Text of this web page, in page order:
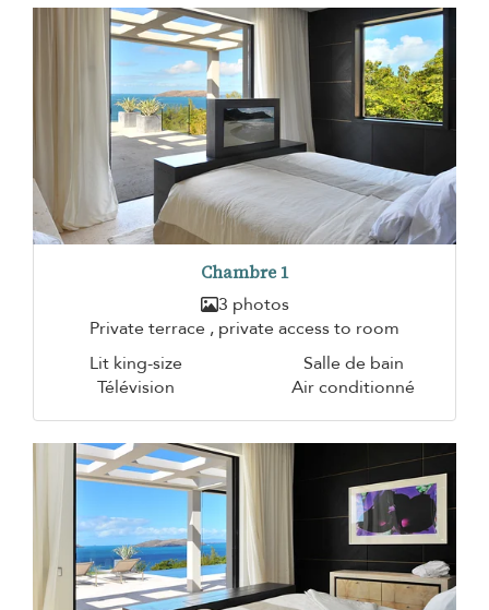
Chambre 1
3 photos
Private terrace , private access to room
Lit king-size
Salle de bain
Télévision
Air conditionné